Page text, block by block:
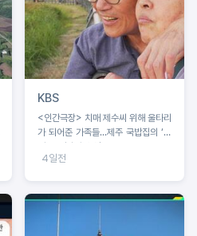
KBS
<인간극장> 치매 제수씨 위해 울타리
가 되어준 가족들...제주 국밥집의 ‘빠
4일전